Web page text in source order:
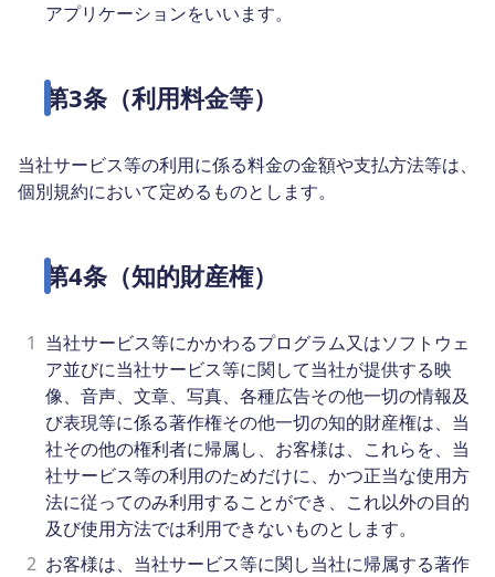
アプリケーションをいいます。
第3条（利用料金等）
当社サービス等の利用に係る料金の金額や支払方法等は、
個別規約において定めるものとします。
第4条（知的財産権）
1 当社サービス等にかかわるプログラム又はソフトウェ
ア並びに当社サービス等に関して当社が提供する映
像、音声、文章、写真、各種広告その他一切の情報及
び表現等に係る著作権その他一切の知的財産権は、当
社その他の権利者に帰属し、お客様は、これらを、当
社サービス等の利用のためだけに、かつ正当な使用方
法に従ってのみ利用することができ、これ以外の目的
及び使用方法では利用できないものとします。
2 お客様は、当社サービス等に関し当社に帰属する著作